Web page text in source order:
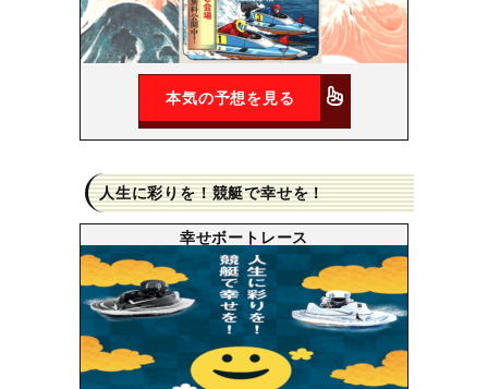
本気の予想を見る
人生に彩りを！競艇で幸せを！
幸せボートレース